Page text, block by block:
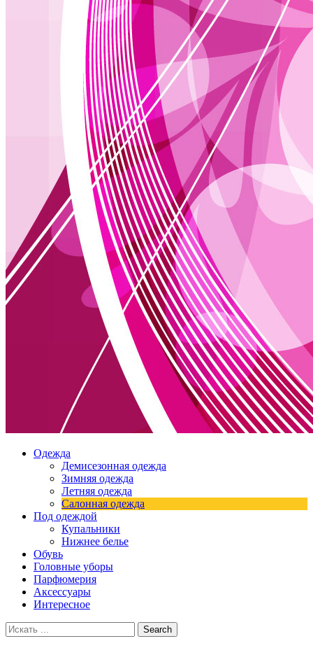
Одежда
Демисезонная одежда
Зимняя одежда
Летняя одежда
Салонная одежда
Под одеждой
Купальники
Нижнее белье
Обувь
Головные уборы
Парфюмерия
Аксессуары
Интересное